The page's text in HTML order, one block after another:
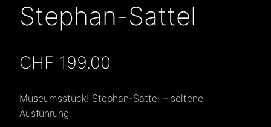
Stephan-Sattel
CHF 199.00
Museumsstück! Stephan-Sattel – seltene
Ausführung